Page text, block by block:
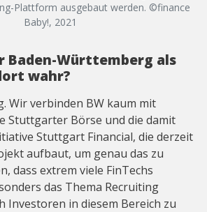
Plattform ausgebaut werden. ©finance
Baby!, 2021
Baden-Württemberg als
wahr?
Wir verbinden BW kaum mit
Stuttgarter Börse und die damit
Stuttgart Financial, die derzeit
aufbaut, um genau das zu
dass extrem viele FinTechs
das Thema Recruiting
Investoren in diesem Bereich zu